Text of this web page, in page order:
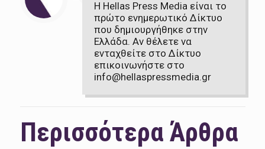
Η Hellas Press Media είναι το
πρώτο ενημερωτικό Δίκτυο
που δημιουργήθηκε στην
Ελλάδα. Αν θέλετε να
ενταχθείτε στο Δίκτυο
επικοινωνήστε στο
info@hellaspressmedia.gr
Περισσότερα Άρθρα